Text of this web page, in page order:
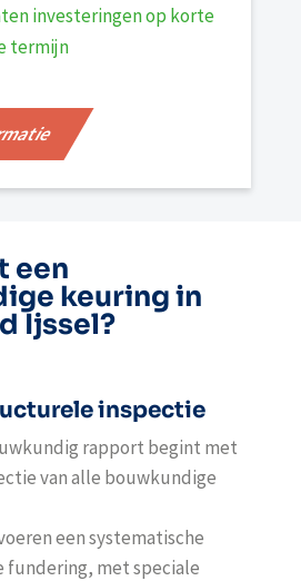
investeringen op korte
termijn
een
keuring in
Ijssel?
inspectie
rapport begint met
van alle bouwkundige
een systematische
fundering, met speciale